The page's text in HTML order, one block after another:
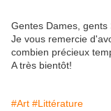
Gentes Dames, gents
Je vous remercie
combien précieux
A très bientôt!
#Art #Littérature